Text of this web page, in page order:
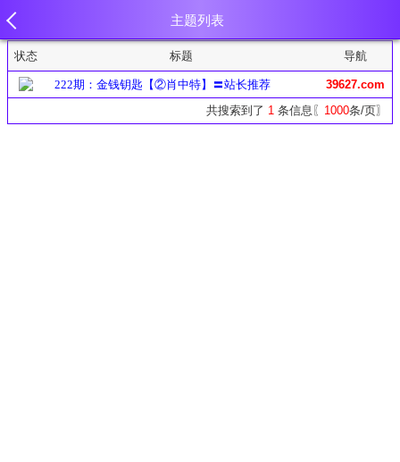
主题列表
状态 标题 导航
222期：金钱钥匙【②肖中特】〓站长推荐
39627.com
共搜索到了 1 条信息〖 1000条/页〗